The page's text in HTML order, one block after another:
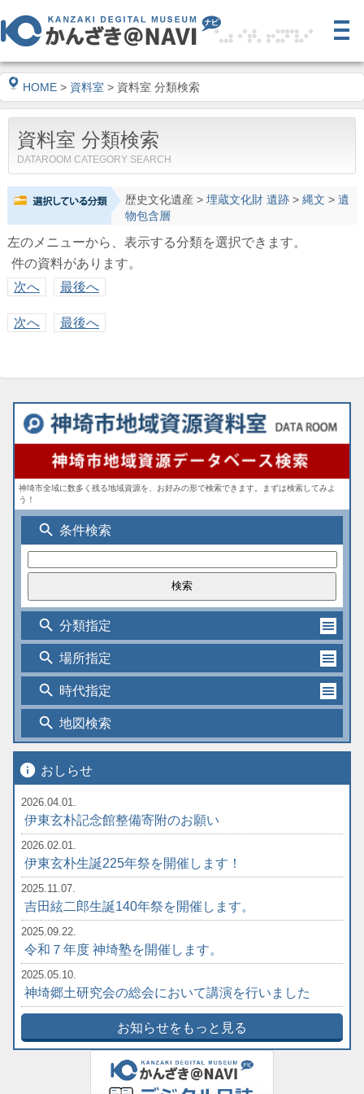
HOME > 資料室 > 資料室 分類検索
資料室 分類検索
DATAROOM CATEGORY SEARCH
歴史文化遺産> 埋蔵文化財 遺跡> 縄文 > 遺
物包含層
左のメニューから、表示する分類を選択できます。
件の資料があります。
次へ
最後へ
次へ 最後へ
神埼市全域に数多く残る地域資源を、お好みの形で検索できます。まずは検索してみよ
う！
search 条件検索
search 分類指定
search 場所指定
search 時代指定
search 地図検索
info おしらせ
2026.04.01.
伊東玄朴記念館整備寄附のお願い
2026.02.01.
伊東玄朴生誕225年祭を開催します！
2025.11.07.
吉田絃二郎生誕140年祭を開催します。
2025.09.22.
令和７年度 神埼塾を開催します。
2025.05.10.
神埼郷土研究会の総会において講演を行いました
お知らせをもっと見る